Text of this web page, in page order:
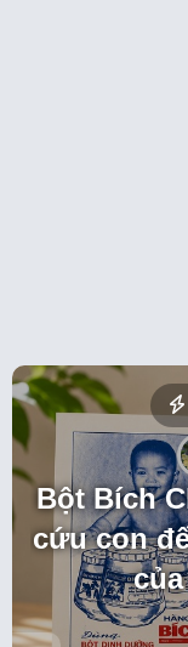
Bột Bích
cứu con